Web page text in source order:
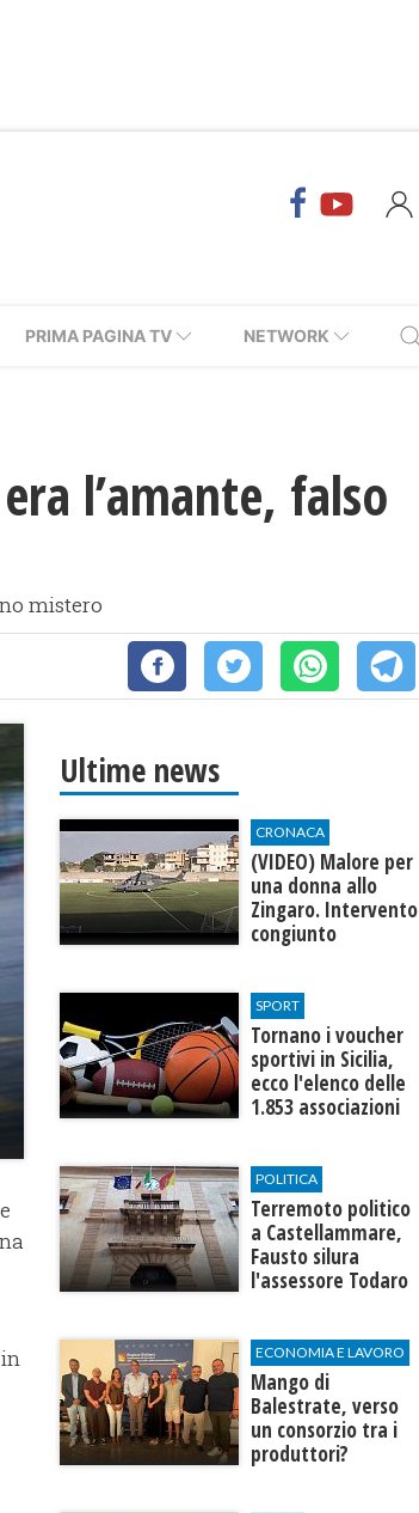
PRIMA PAGINA TV NETWORK
l’amante, falso
mistero
Ultime news
CRONACA
(VIDEO) Malore per
una donna allo
Zingaro. Intervento
congiunto
SPORT
Tornano i voucher
sportivi in Sicilia,
ecco l'elenco delle
1.853 associazioni
POLITICA
Terremoto politico
a Castellammare,
Fausto silura
l'assessore Todaro
ECONOMIA E LAVORO
Mango di
Balestrate, verso
un consorzio tra i
produttori?